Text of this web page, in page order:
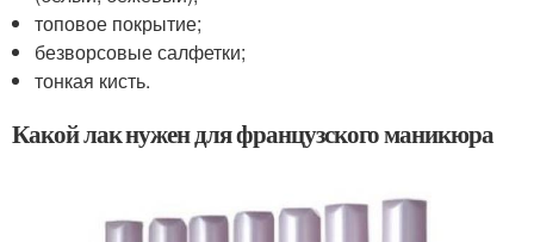
топовое покрытие;
безворсовые салфетки;
тонкая кисть.
Какой лак нужен для французского маникюра